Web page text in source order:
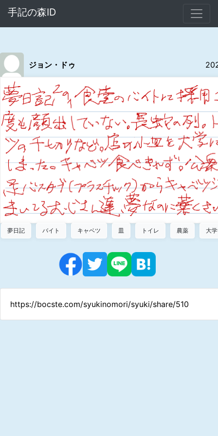
手記の森ID
ジョン・ドゥ
夢日記 バイト キャベツ 皿 トイレ 農薬 大学
https://bocste.com/syukinomori/syuki/share/510